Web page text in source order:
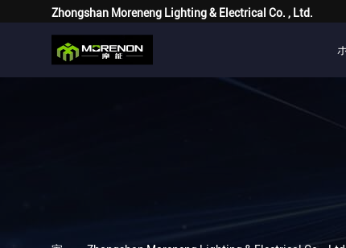
Zhongshan Moreneng Lighting & Electrical Co. , Ltd.